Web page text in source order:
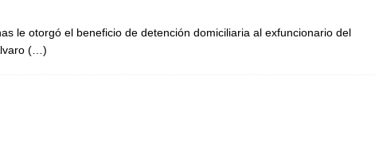
le otorgó el beneficio de detención domiciliaria al exfuncionario del
(…)